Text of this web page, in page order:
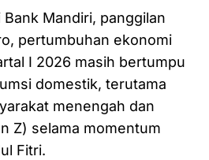
Mandiri, panggilan
pertumbuhan ekonomi
I 2026 masih bertumpu
domestik, terutama
menengah dan
Z) selama momentum
Fitri.